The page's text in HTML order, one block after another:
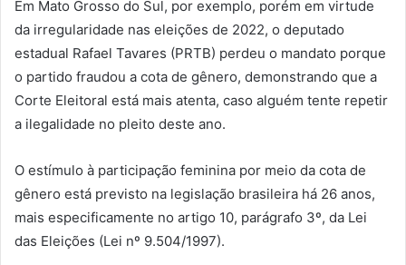
Em Mato Grosso do Sul, por exemplo, porém em virtude
da irregularidade nas eleições de 2022, o deputado
estadual Rafael Tavares (PRTB) perdeu o mandato porque
o partido fraudou a cota de gênero, demonstrando que a
Corte Eleitoral está mais atenta, caso alguém tente repetir
a ilegalidade no pleito deste ano.
O estímulo à participação feminina por meio da cota de
gênero está previsto na legislação brasileira há 26 anos,
mais especificamente no artigo 10, parágrafo 3º, da Lei
das Eleições (Lei nº 9.504/1997).